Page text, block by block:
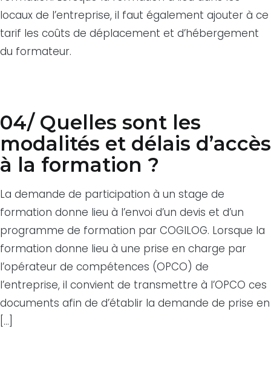
locaux de l’entreprise, il faut également ajouter à ce
tarif les coûts de déplacement et d’hébergement
du formateur.
04/ Quelles sont les
modalités et délais d’accès
à la formation ?
La demande de participation à un stage de
formation donne lieu à l’envoi d’un devis et d’un
programme de formation par COGILOG. Lorsque la
formation donne lieu à une prise en charge par
l’opérateur de compétences (OPCO) de
l’entreprise, il convient de transmettre à l’OPCO ces
documents afin de d’établir la demande de prise en
[…]